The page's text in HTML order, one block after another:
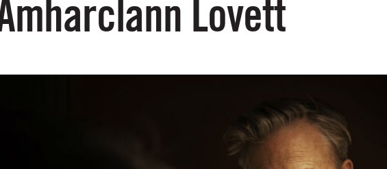
Lovett